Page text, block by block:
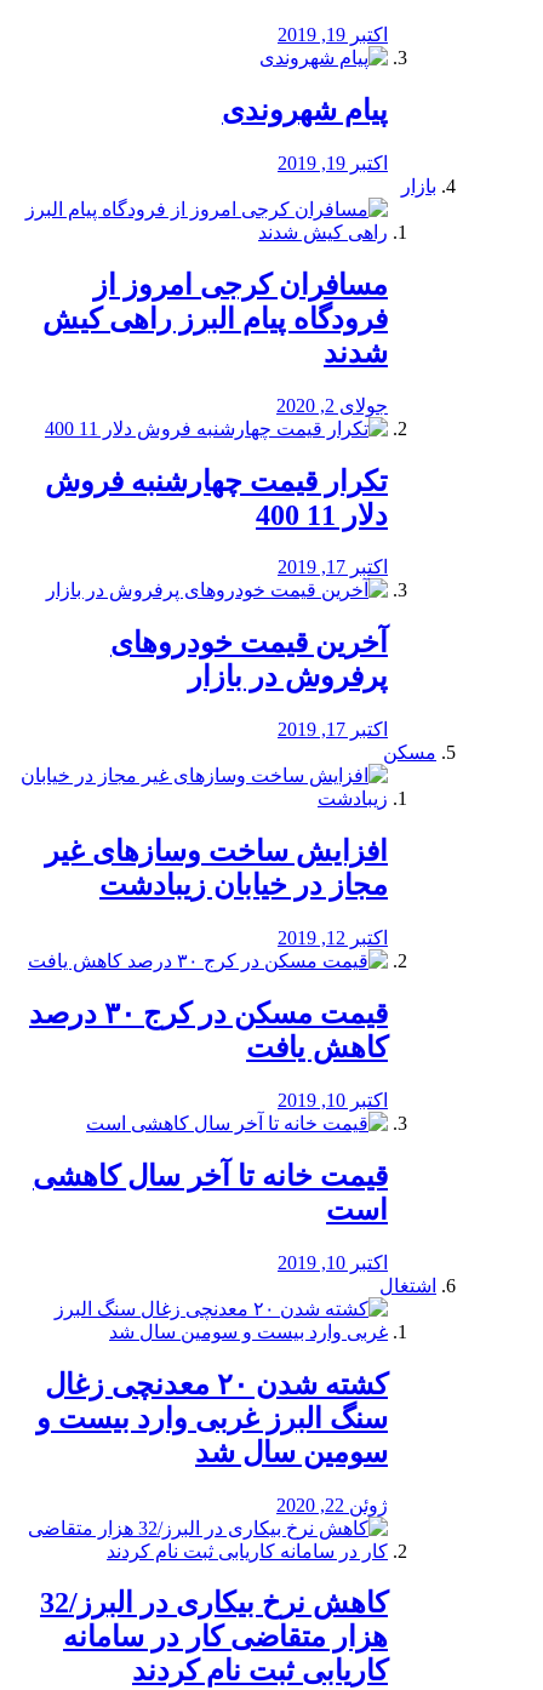
اکتبر 19, 2019
پیام شهروندی
اکتبر 19, 2019
بازار
مسافران کرجی امروز از
فرودگاه پیام البرز راهی کیش
شدند
جولای 2, 2020
تکرار قیمت چهارشنبه فروش
دلار 11 400
اکتبر 17, 2019
آخرین قیمت خودرو‌های
پرفروش در بازار
اکتبر 17, 2019
مسکن
افزایش ساخت وسازهای غیر
مجاز در خیابان زیبادشت
اکتبر 12, 2019
️قیمت مسکن در کرج ۳۰ درصد
کاهش یافت
اکتبر 10, 2019
قیمت خانه تا آخر سال کاهشی
است
اکتبر 10, 2019
اشتغال
کشته شدن ۲۰ معدنچی زغال
سنگ البرز غربی وارد بیست و
سومین سال شد
ژوئن 22, 2020
کاهش نرخ بیکاری در البرز/32
هزار متقاضی کار در سامانه
کاریابی ثبت نام کردند